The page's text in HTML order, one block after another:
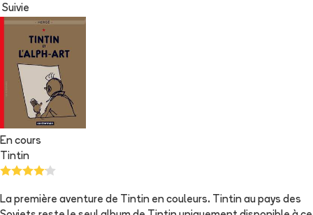
Suivie
En cours
Tintin
La première aventure de Tintin en couleurs. Tintin au pays des